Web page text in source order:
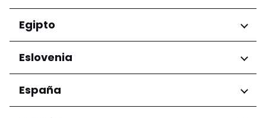
Condado de Tirana
Regiones
Niederösterreich
Salzburg
Wien
Egipto
Regiones
Gobernación de El Cairo
Eslovenia
Regiones
Ljubljana
España